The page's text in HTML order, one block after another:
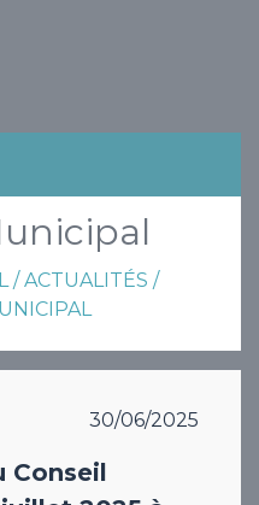
/ACTUALITÉS /
30/06/2025
Conseil